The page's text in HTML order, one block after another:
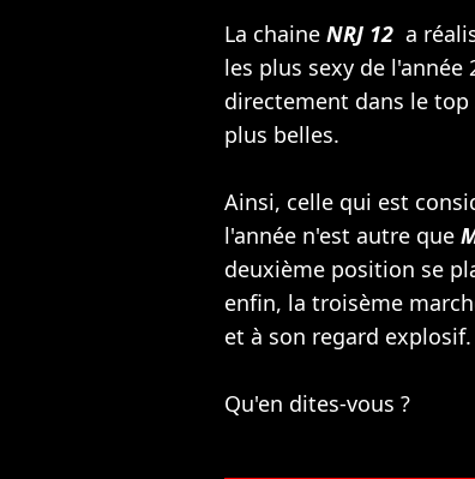
La chaine NRJ 12 a
les plus sexy de l'année
directement dans le
plus belles.
Ainsi, celle qui est
l'année n'est autre que
deuxième position se
enfin, la troisème
et à son regard explosif.
Qu'en dites-vous ?